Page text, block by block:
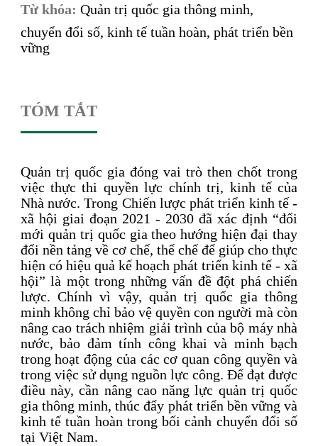
Từ khóa: Quản trị quốc gia thông minh,
chuyển đổi số, kinh tế tuần hoàn, phát triển bền
vững
TÓM TẮT
Quản trị quốc gia đóng vai trò then chốt trong
việc thực thi quyền lực chính trị, kinh tế của
Nhà nước. Trong Chiến lược phát triển kinh tế -
xã hội giai đoạn 2021 - 2030 đã xác định “đổi
mới quản trị quốc gia theo hướng hiện đại thay
đổi nền tảng về cơ chế, thể chế để giúp cho thực
hiện có hiệu quả kế hoạch phát triển kinh tế - xã
hội” là một trong những vấn đề đột phá chiến
lược. Chính vì vậy, quản trị quốc gia thông
minh không chỉ bảo vệ quyền con người mà còn
nâng cao trách nhiệm giải trình của bộ máy nhà
nước, bảo đảm tính công khai và minh bạch
trong hoạt động của các cơ quan công quyền và
trong việc sử dụng nguồn lực công. Để đạt được
điều này, cần nâng cao năng lực quản trị quốc
gia thông minh, thúc đẩy phát triển bền vững và
kinh tế tuần hoàn trong bối cảnh chuyển đổi số
tại Việt Nam.